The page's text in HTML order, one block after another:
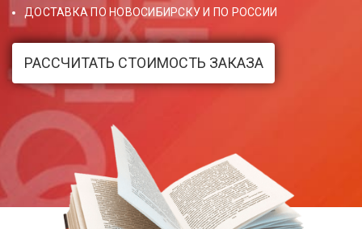
ДОСТАВКА ПО НОВОСИБИРСКУ И ПО РОССИИ
РАССЧИТАТЬ СТОИМОСТЬ ЗАКАЗА